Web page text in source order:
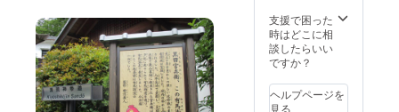
スして
ご視聴
くださ
い。
ない場
合は
メール
にてご
ださ
akaraz
uka-
c.jp/topi
cs/onlin
ml ご
提供の
ます。
あらか
じめご
了承く
い。 ＜
映像配
支援で困った
時はどこに相
談したらいい
ですか？
ヘルプページを
見る